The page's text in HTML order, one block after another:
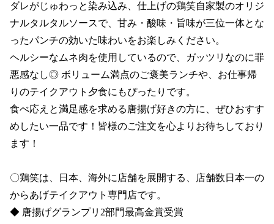
ダレがじゅわっと染み込み、仕上げの鶏笑自家製のオリジ
ナルタルタルソースで、甘み・酸味・旨味が三位一体とな
ったパンチの効いた味わいをお楽しみください。
ヘルシーなムネ肉を使用しているので、ガッツリなのに罪
悪感なし◎ ボリューム満点のご褒美ランチや、お仕事帰
りのテイクアウト夕食にもぴったりです。
食べ応えと満足感を求める唐揚げ好きの方に、ぜひおすす
めしたい一品です！皆様のご注文を心よりお待ちしており
ます！
〇鶏笑は、日本、海外に店舗を展開する、店舗数日本一の
からあげテイクアウト専門店です。
◆ 唐揚げグランプリ2部門最高金賞受賞